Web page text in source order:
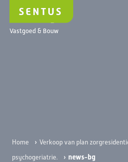
Vastgoed & Bouw
news-bg
Home ›Verkoop van plan
psychogeriatrie.
› news-bg